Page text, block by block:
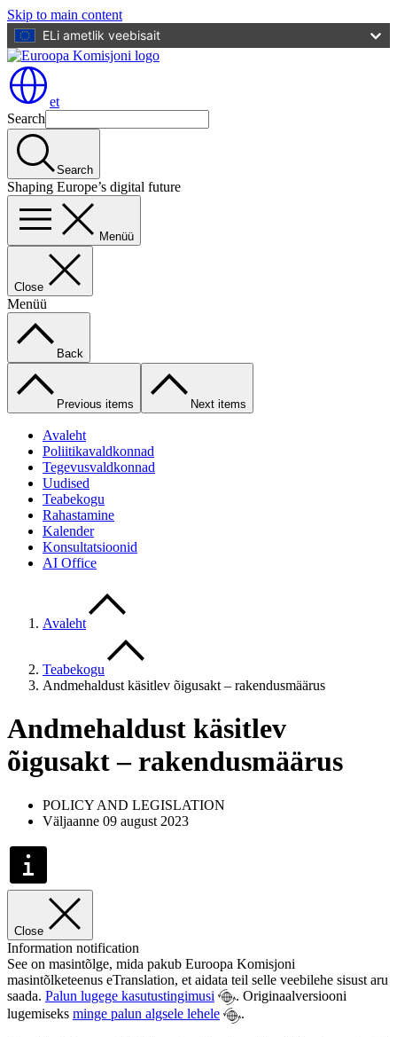
Skip to main content
ELi ametlik veebisait
et
Search
Search
Shaping Europe’s digital future
Menüü
Close
Menüü
Back
Previous items Next items
Avaleht
Poliitikavaldkonnad
Tegevusvaldkonnad
Uudised
Teabekogu
Rahastamine
Kalender
Konsultatsioonid
AI Office
Avaleht
Teabekogu
Andmehaldust käsitlev õigusakt – rakendusmäärus
Andmehaldust käsitlev
õigusakt – rakendusmäärus
POLICY AND LEGISLATION
Väljaanne 09 august 2023
Close
Information notification
See on masintõlge, mida pakub Euroopa Komisjoni
masintõlketeenus eTranslation, et aidata teil selle veebilehe sisust aru
saada. Palun lugege kasutustingimusi
. Originaalversiooni
lugemiseks minge palun algsele lehele .